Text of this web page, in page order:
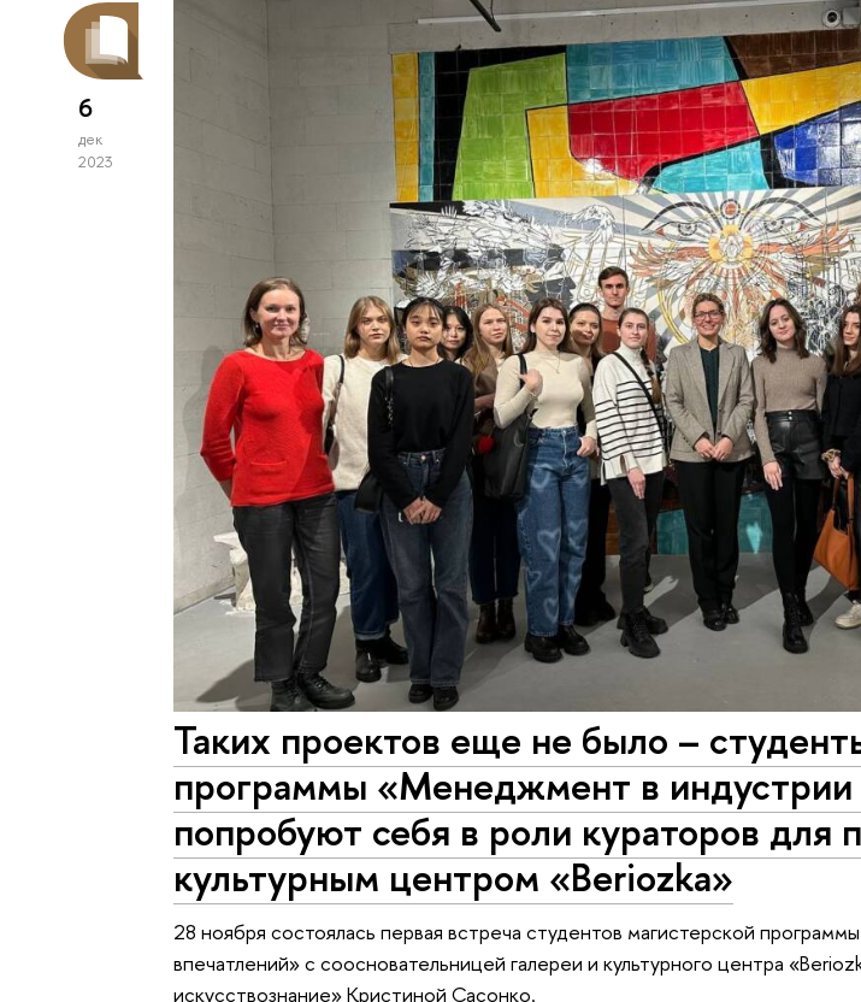
6
дек
2023
Таких проектов еще не было –
программы «Менеджмент в индустрии
попробуют себя в роли кураторов для
культурным центром «Beriozka»
28 ноября состоялась первая встреча студентов магистерской
впечатлений» с соосновательницей галереи и культурного центра
искусствознание» Кристиной Сасонко.